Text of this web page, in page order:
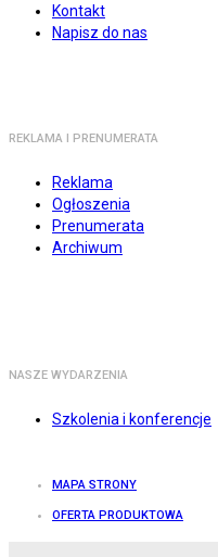
Kontakt
Napisz do nas
REKLAMA I PRENUMERATA
Reklama
Ogłoszenia
Prenumerata
Archiwum
NASZE WYDARZENIA
Szkolenia i konferencje
MAPA STRONY
OFERTA PRODUKTOWA